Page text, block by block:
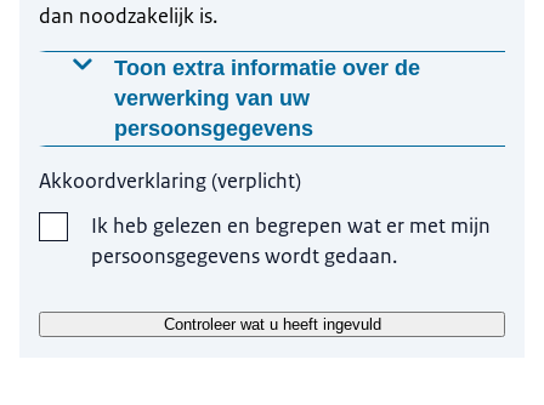
dan noodzakelijk is.
Toon extra informatie over de
verwerking van uw
persoonsgegevens
gevraagd?
Door het invullen van het contactformulier geeft u
persoonsgegevens zodat wij uw vraag kunnen
beantwoorden en contact met u kunnen
Akkoordverklaring(verplicht)
Ik heb gelezen en begrepen wat er met mijn
persoonsgegevens wordt gedaan.
Controleer wat u heeft ingevuld